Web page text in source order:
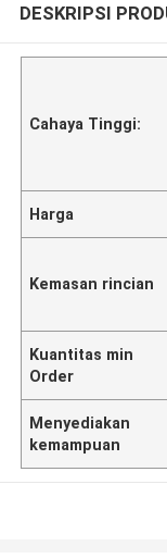
DESKRIPSI
Cahaya Tinggi:
Harga
Kemasan rincian
Kuantitas min
Order
Menyediakan
kemampuan